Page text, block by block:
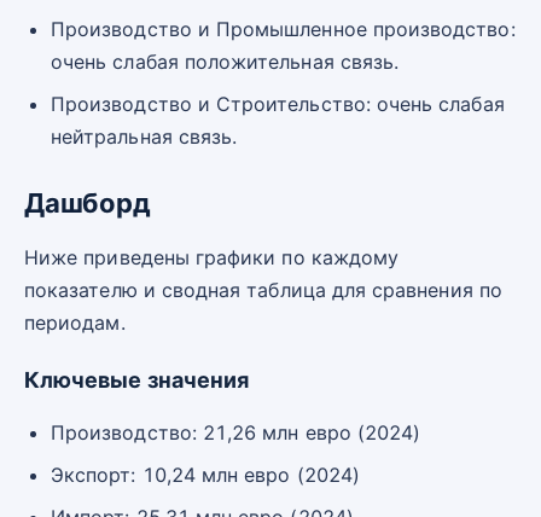
Производство и Промышленное производство:
очень слабая положительная связь.
Производство и Строительство: очень слабая
нейтральная связь.
Дашборд
Ниже приведены графики по каждому
показателю и сводная таблица для сравнения по
периодам.
Ключевые значения
Производство: 21,26 млн евро (2024)
Экспорт: 10,24 млн евро (2024)